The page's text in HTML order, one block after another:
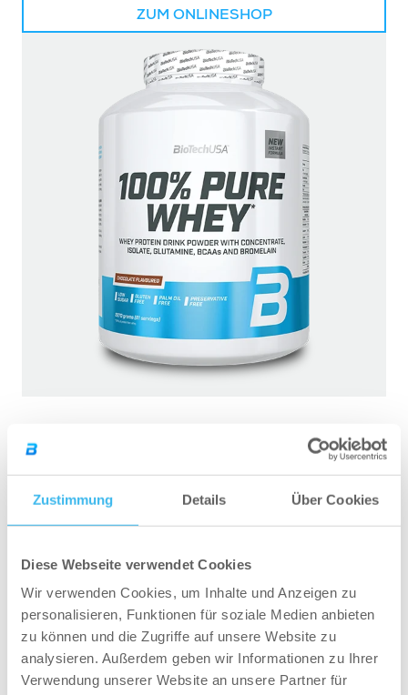
Zustimmung Details Über Cookies
Diese Webseite verwendet Cookies
Wir verwenden Cookies, um Inhalte und Anzeigen zu
personalisieren, Funktionen für soziale Medien anbieten
zu können und die Zugriffe auf unsere Website zu
analysieren. Außerdem geben wir Informationen zu Ihrer
Verwendung unserer Website an unsere Partner für
ZUM ONLINESHOP
4. Nimm dir Zeit, dich zu
entspannen